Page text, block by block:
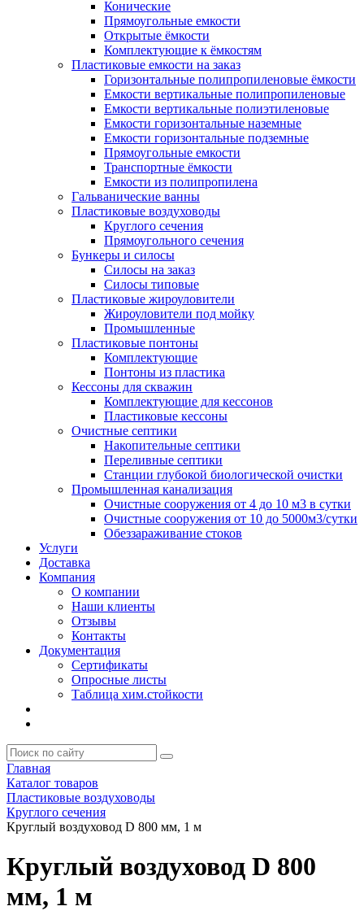
Конические
Прямоугольные емкости
Открытые ёмкости
Комплектующие к ёмкостям
Пластиковые емкости на заказ
Горизонтальные полипропиленовые ёмкости
Емкости вертикальные полипропиленовые
Емкости вертикальные полиэтиленовые
Емкости горизонтальные наземные
Емкости горизонтальные подземные
Прямоугольные емкости
Транспортные ёмкости
Емкости из полипропилена
Гальванические ванны
Пластиковые воздуховоды
Круглого сечения
Прямоугольного сечения
Бункеры и силосы
Силосы на заказ
Силосы типовые
Пластиковые жироуловители
Жироуловители под мойку
Промышленные
Пластиковые понтоны
Комплектующие
Понтоны из пластика
Кессоны для скважин
Комплектующие для кессонов
Пластиковые кессоны
Очистные септики
Накопительные септики
Переливные септики
Станции глубокой биологической очистки
Промышленная канализация
Очистные сооружения от 4 до 10 м3 в сутки
Очистные сооружения от 10 до 5000м3/сутки
Обеззараживание стоков
Услуги
Доставка
Компания
О компании
Наши клиенты
Отзывы
Контакты
Документация
Сертификаты
Опросные листы
Таблица хим.стойкости
Главная
Каталог товаров
Пластиковые воздуховоды
Круглого сечения
Круглый воздуховод D 800 мм, 1 м
Круглый воздуховод D 800
мм, 1 м